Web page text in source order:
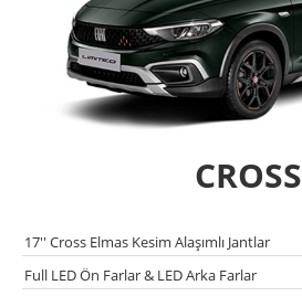
CROSS
17'' Cross Elmas Kesim Alaşımlı Jantlar
Full LED Ön Farlar & LED Arka Farlar